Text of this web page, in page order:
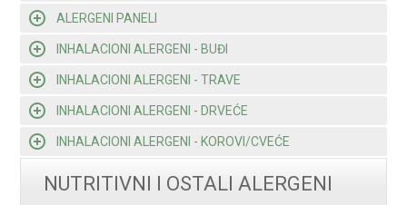
ALERGENI PANELI
INHALACIONI ALERGENI - BUĐI
INHALACIONI ALERGENI - TRAVE
INHALACIONI ALERGENI - DRVEĆE
INHALACIONI ALERGENI - KOROVI/CVEĆE
NUTRITIVNI I OSTALI ALERGENI